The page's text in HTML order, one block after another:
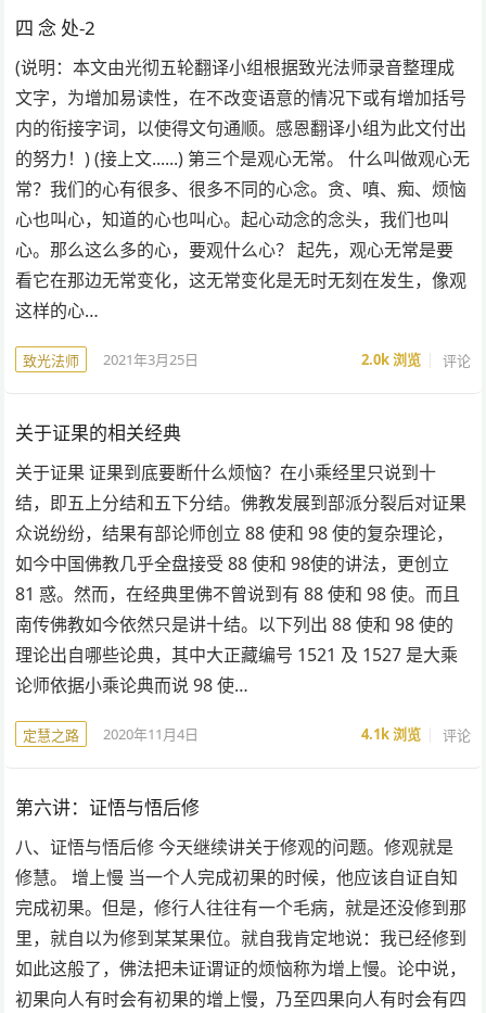
四 念 处-2
(说明：本文由光彻五轮翻译小组根据致光法师录音整理成
文字，为增加易读性，在不改变语意的情况下或有增加括号
内的衔接字词，以使得文句通顺。感恩翻译小组为此文付出
的努力！) (接上文......) 第三个是观心无常。 什么叫做观心无
常？我们的心有很多、很多不同的心念。贪、嗔、痴、烦恼
心也叫心，知道的心也叫心。起心动念的念头，我们也叫
心。那么这么多的心，要观什么心？ 起先，观心无常是要
看它在那边无常变化，这无常变化是无时无刻在发生，像观
这样的心…
致光法师 2021年3月25日 2.0k浏览 评论
关于证果的相关经典
关于证果 证果到底要断什么烦恼？在小乘经里只说到十
结，即五上分结和五下分结。佛教发展到部派分裂后对证果
众说纷纷，结果有部论师创立 88 使和 98 使的复杂理论，
如今中国佛教几乎全盘接受 88 使和 98使的讲法，更创立
81 惑。然而，在经典里佛不曾说到有 88 使和 98 使。而且
南传佛教如今依然只是讲十结。以下列出 88 使和 98 使的
理论出自哪些论典，其中大正藏编号 1521 及 1527 是大乘
论师依据小乘论典而说 98 使…
定慧之路 2020年11月4日 4.1k浏览 评论
第六讲：证悟与悟后修
八、证悟与悟后修 今天继续讲关于修观的问题。修观就是
修慧。 增上慢 当一个人完成初果的时候，他应该自证自知
完成初果。但是，修行人往往有一个毛病，就是还没修到那
里，就自以为修到某某果位。就自我肯定地说：我已经修到
如此这般了，佛法把未证谓证的烦恼称为增上慢。论中说，
初果向人有时会有初果的增上慢，乃至四果向人有时会有四